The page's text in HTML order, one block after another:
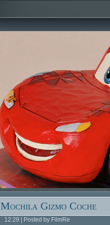
Gizmo Coche
12:29 | Posted by FilmRe